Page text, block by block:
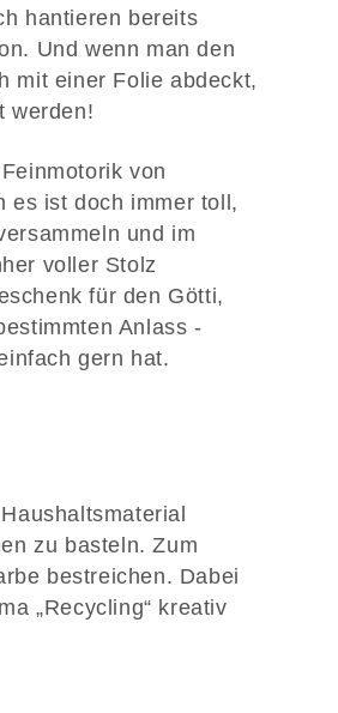
hantieren bereits
Und wenn man den
mit einer Folie abdeckt,
werden!
von
es ist doch immer toll,
und im
voller Stolz
für den Götti,
Anlass -
gern hat.
zu basteln. Zum
bestreichen. Dabei
„Recycling“ kreativ